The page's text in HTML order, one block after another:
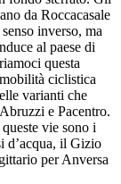
da Roccacasale
senso inverso, ma
al paese di
questa
mobilità ciclistica
varianti che
e Pacentro.
vie sono i
d’acqua, il Gizio
per Anversa